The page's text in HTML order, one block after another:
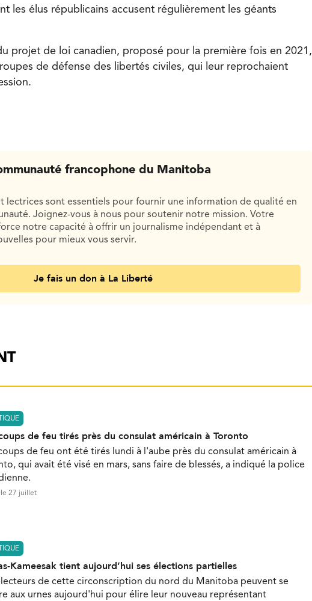
les élus républicains accusent régulièrement les géants
projet de loi canadien, proposé pour la première fois en 2021,
de défense des libertés civiles, qui leur reprochaient
francophone du Manitoba
lectrices sont essentiels pour fournir une information de qualité en
Joignez-vous à nous pour soutenir notre mission. Votre
notre capacité à offrir un journalisme indépendant et à
pour mieux vous servir.
Je fais un don à La Liberté
de feu tirés près du consulat américain à Toronto
de feu ont été tirés lundi à l'aube près du consulat américain à
qui avait été visé en mars, sans faire de blessés, a indiqué la police
le 27 juillet
Kameesak tient aujourd’hui ses élections partielles
de cette circonscription du nord du Manitoba peuvent se
aux urnes aujourd'hui pour élire leur nouveau représentant